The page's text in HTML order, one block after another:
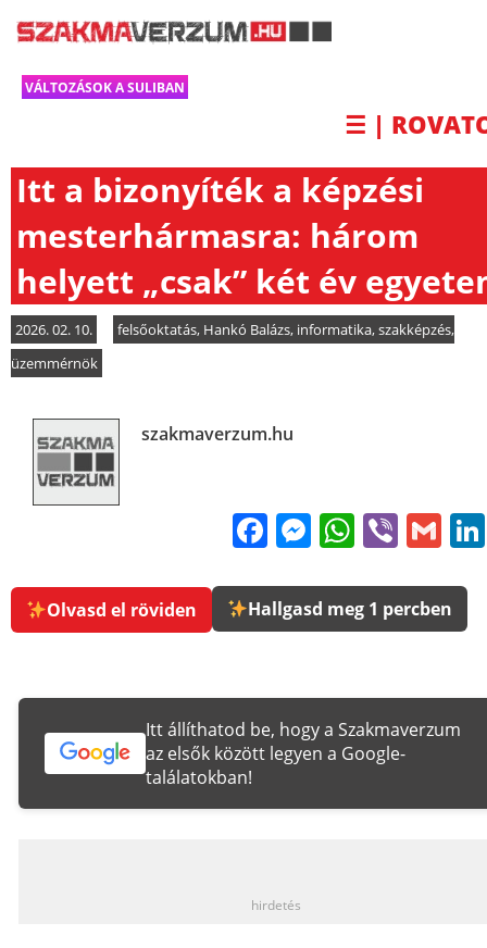
VÁLTOZÁSOK A SULIBAN
☰ |
Itt a bizonyíték a képzési
mesterhármasra: három
helyett „csak” két év
2026. 02. 10. felsőoktatás, Hankó Balázs, informatika,szakképzés,
üzemmérnök
szakmaverzum.hu
FacebookViber
Olvasd el röviden Hallgasd meg 1 percben
Itt állíthatod be, hogy a Szakmaverzum
az elsők között legyen a Google-
találatokban!
hirdetés